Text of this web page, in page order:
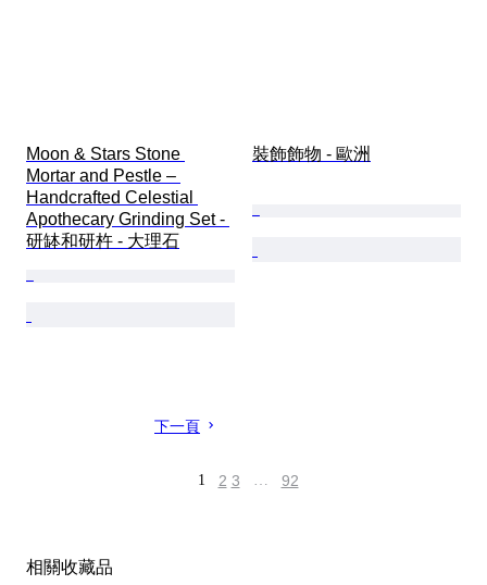
Moon & Stars Stone
Mortar and Pestle –
Handcrafted Celestial
Apothecary Grinding Set -
研缽和研杵 - 大理石
裝飾飾物 - 歐洲
下一頁
1 2 3 … 92
相關收藏品